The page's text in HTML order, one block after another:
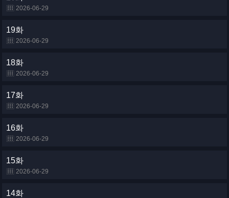
2026-06-29
19화
2026-06-29
18화
2026-06-29
17화
2026-06-29
16화
2026-06-29
15화
2026-06-29
14화